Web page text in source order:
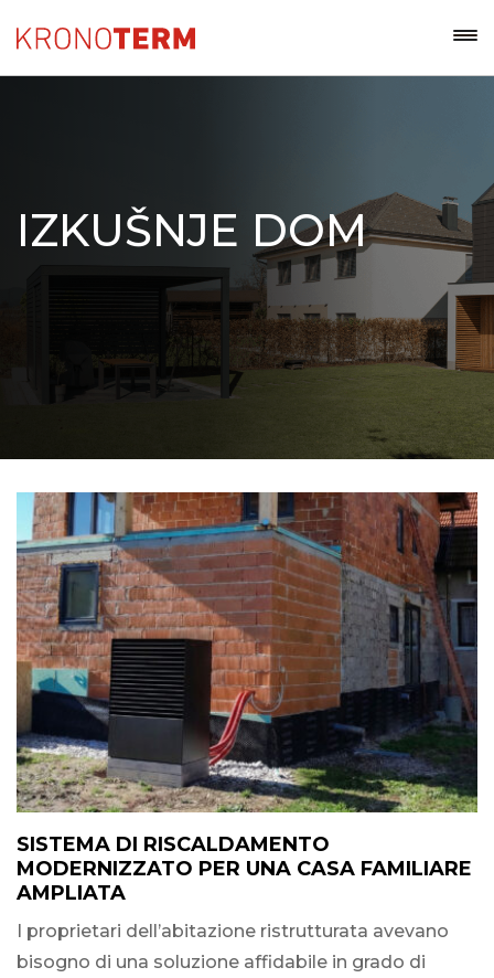
IZKUŠNJE DOM
SISTEMA DI RISCALDAMENTO
MODERNIZZATO PER UNA CASA FAMILIARE
AMPLIATA
I proprietari dell’abitazione ristrutturata avevano
bisogno di una soluzione affidabile in grado di